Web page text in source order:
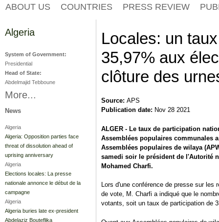
Locales: un
35,97% aux
clôture des
Source: APS
Publication date: Nov 28 2021
ALGER - Le taux de participation
Assemblées populaires communales
Assemblées populaires de wilaya
samedi soir le président de l'Autorité
Mohamed Charfi.
Lors d'une conférence de presse sur les
de vote, M. Charfi a indiqué que le
votants, soit un taux de participation de
ABOUT US COUNTRIES PRESS REVIEW
Algeria
System of Government:
Presidential
Head of State:
Abdelmajid Tebboune
More...
News
Algeria
Algeria: Opposition parties face
threat of dissolution ahead of
uprising anniversary
Algeria
Elections locales: La presse
nationale annonce le début de la
campagne
Algeria
Algeria buries late ex-president
Abdelaziz Bouteflika